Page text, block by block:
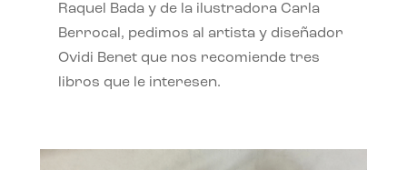
Raquel Bada y de la ilustradora Carla
Berrocal, pedimos al artista y diseñador
Ovidi Benet que nos recomiende tres
libros que le interesen.